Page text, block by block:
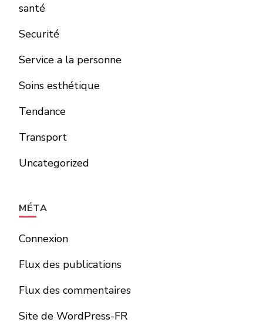
santé
Securité
Service a la personne
Soins esthétique
Tendance
Transport
Uncategorized
MÉTA
Connexion
Flux des publications
Flux des commentaires
Site de WordPress-FR